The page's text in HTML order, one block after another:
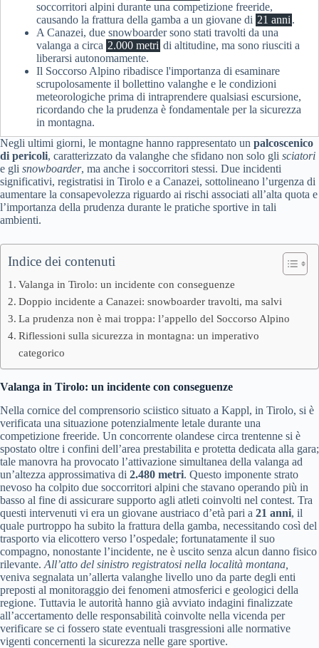
soccorritori alpini durante una competizione freeride,
causando la frattura della gamba a un giovane di 21 anni .
A Canazei, due snowboarder sono stati travolti da una
valanga a circa 2.000 metri di altitudine, ma sono riusciti a
liberarsi autonomamente.
Il Soccorso Alpino ribadisce l'importanza di esaminare
scrupolosamente il bollettino valanghe e le condizioni
meteorologiche prima di intraprendere qualsiasi escursione,
ricordando che la prudenza è fondamentale per la sicurezza
in montagna.
Negli ultimi giorni, le montagne hanno rappresentato un palcoscenico
di pericoli, caratterizzato da valanghe che sfidano non solo gli sciatori
e gli snowboarder, ma anche i soccorritori stessi. Due incidenti
significativi, registratisi in Tirolo e a Canazei, sottolineano l’urgenza di
aumentare la consapevolezza riguardo ai rischi associati all’alta quota e
l’importanza della prudenza durante le pratiche sportive in tali
ambienti.
Indice dei contenuti
Valanga in Tirolo: un incidente con conseguenze
Doppio incidente a Canazei: snowboarder travolti, ma salvi
La prudenza non è mai troppa: l’appello del Soccorso Alpino
Riflessioni sulla sicurezza in montagna: un imperativo
categorico
Valanga in Tirolo: un incidente con conseguenze
Nella cornice del comprensorio sciistico situato a Kappl, in Tirolo, si è
verificata una situazione potenzialmente letale durante una
competizione freeride. Un concorrente olandese circa trentenne si è
spostato oltre i confini dell’area prestabilita e protetta dedicata alla gara;
tale manovra ha provocato l’attivazione simultanea della valanga ad
un’altezza approssimativa di 2.480 metri. Questo imponente strato
nevoso ha colpito due soccorritori alpini che stavano operando più in
basso al fine di assicurare supporto agli atleti coinvolti nel contest. Tra
questi intervenuti vi era un giovane austriaco d’età pari a 21 anni, il
quale purtroppo ha subito la frattura della gamba, necessitando così del
trasporto via elicottero verso l’ospedale; fortunatamente il suo
compagno, nonostante l’incidente, ne è uscito senza alcun danno fisico
rilevante. All’atto del sinistro registratosi nella località montana,
veniva segnalata un’allerta valanghe livello uno da parte degli enti
preposti al monitoraggio dei fenomeni atmosferici e geologici della
regione. Tuttavia le autorità hanno già avviato indagini finalizzate
all’accertamento delle responsabilità coinvolte nella vicenda per
verificare se ci fossero state eventuali trasgressioni alle normative
vigenti concernenti la sicurezza nelle gare sportive.